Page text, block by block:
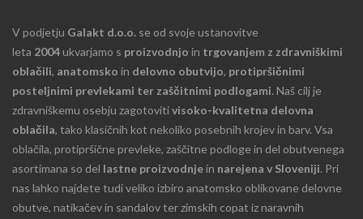
V podjetju Galakt d.o.o. se od svoje ustanovitve
leta 2004ukvarjamo s proizvodnjo in trgovanjem z zdravniškimi
oblačili, anatomsko in delovno obutvijo, protipršičnimi
posteljnimi prevlekami ter zaščitnimi podlogami. Naš cilj je
zdravniškemu osebju zagotovitivisoko-kvalitetna delovna
oblačila, tako klasičnih kot nekoliko posebnih krojev in barv. Vsa
oblačila, protipršične prevleke, zaščitne podloge in del obutvenega
asortimana so del lastne proizvodnjein narejena v Sloveniji. Pri
nas lahko najdete tudi veliko izbiro anatomsko oblikovane delovne
obutve, natikačev in sandalov ter zimskih copat iz naravnih